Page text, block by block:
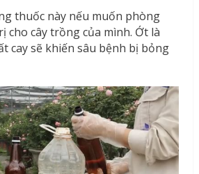
thuốc này nếu muốn phòng
cho cây trồng của mình. Ớt là
cay sẽ khiến sâu bệnh bị bỏng